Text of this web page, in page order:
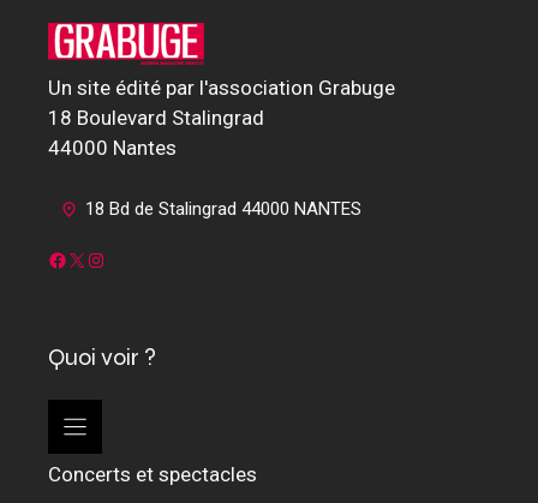
Un site édité par l'association Grabuge
18 Boulevard Stalingrad
44000 Nantes
18 Bd de Stalingrad 44000 NANTES
Facebook
X Instagram
Quoi voir ?
Concerts et spectacles